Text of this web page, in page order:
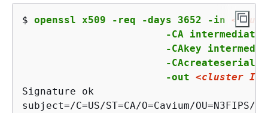
$ openssl x509 -req -days 3652 -in
			-out
<cluster ID>
Signature ok
subject=/C=US/ST=CA/O=Cavium/OU=N3FIPS/